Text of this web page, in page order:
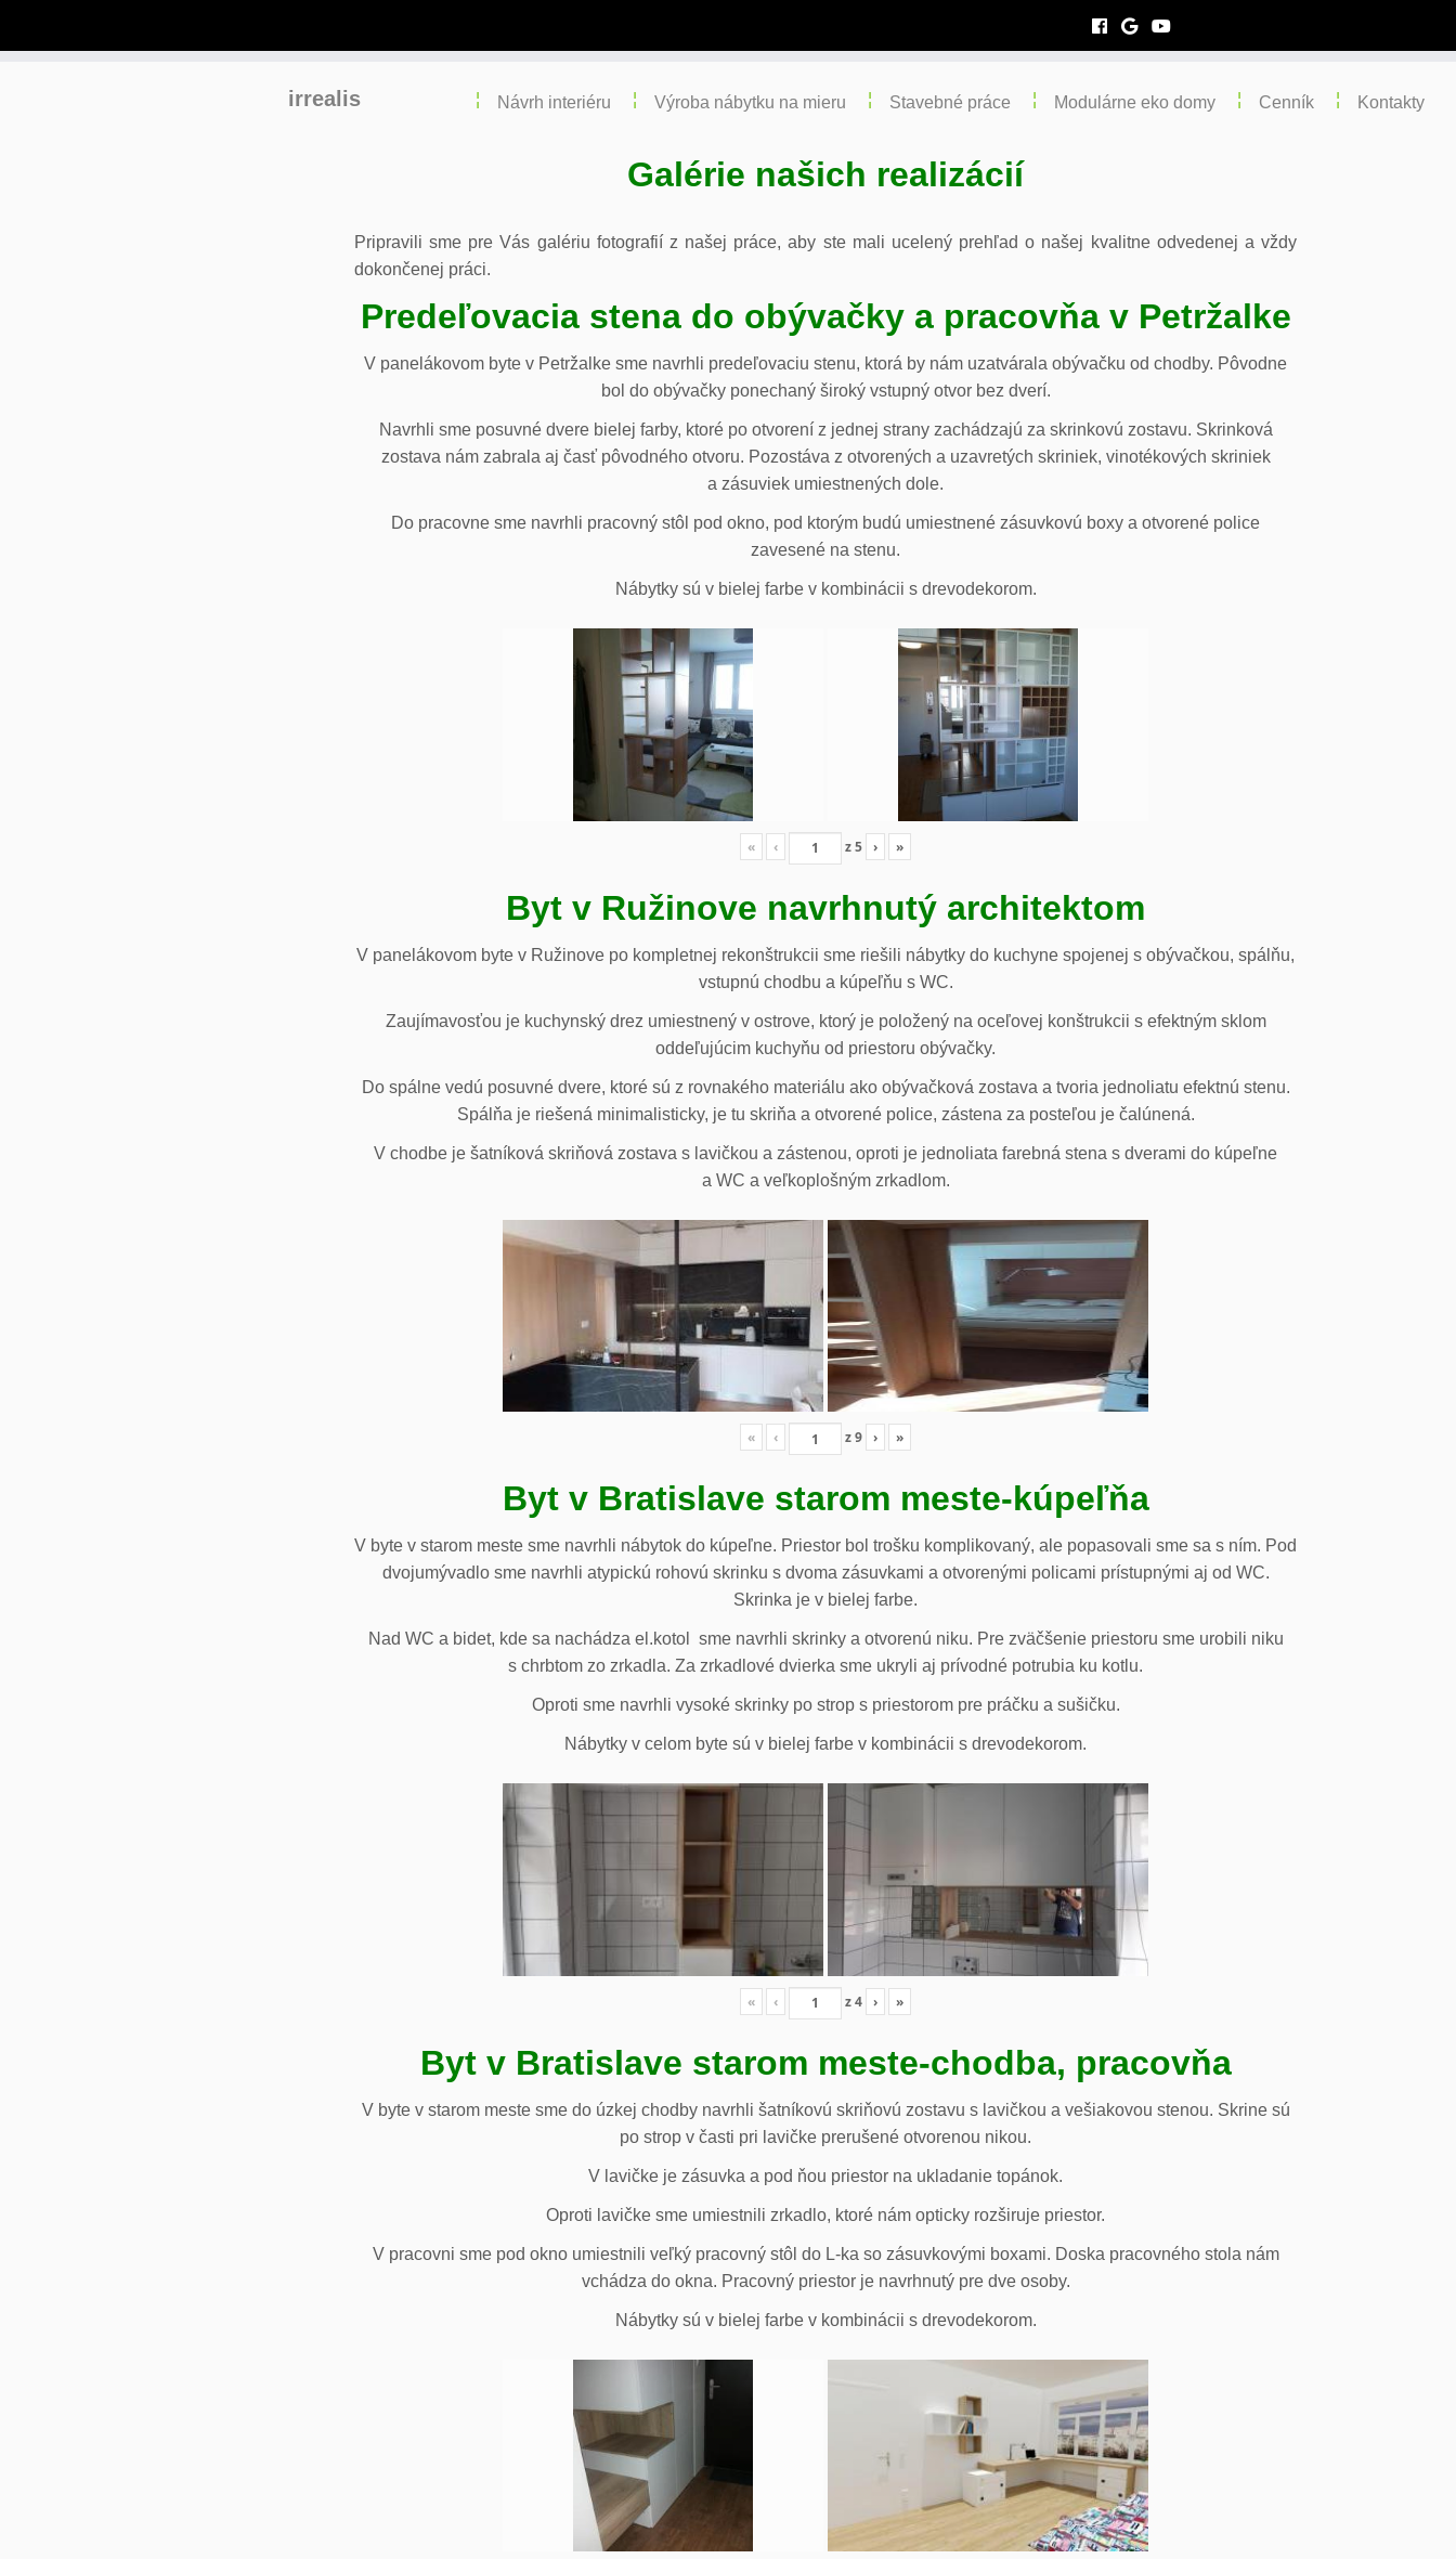
irrealis Návrh interiéru Výroba nábytku na mieru Stavebné práce Modulárne eko domy Cenník Kontakty
Galérie našich realizácií
Pripravili sme pre Vás galériu fotografií z našej práce, aby ste mali ucelený prehľad o našej kvalitne odvedenej a vždy
dokončenej práci.
Predeľovacia stena do obývačky a pracovňa v Petržalke
V panelákovom byte v Petržalke sme navrhli predeľovaciu stenu, ktorá by nám uzatvárala obývačku od chodby. Pôvodne
bol do obývačky ponechaný široký vstupný otvor bez dverí.
Navrhli sme posuvné dvere bielej farby, ktoré po otvorení z jednej strany zachádzajú za skrinkovú zostavu. Skrinková
zostava nám zabrala aj časť pôvodného otvoru. Pozostáva z otvorených a uzavretých skriniek, vinotékových skriniek
a zásuviek umiestnených dole.
Do pracovne sme navrhli pracovný stôl pod okno, pod ktorým budú umiestnené zásuvkovú boxy a otvorené police
zavesené na stenu.
Nábytky sú v bielej farbe v kombinácii s drevodekorom.
« ‹ z5 › »
Byt v Ružinove navrhnutý architektom
V panelákovom byte v Ružinove po kompletnej rekonštrukcii sme riešili nábytky do kuchyne spojenej s obývačkou, spálňu,
vstupnú chodbu a kúpeľňu s WC.
Zaujímavosťou je kuchynský drez umiestnený v ostrove, ktorý je položený na oceľovej konštrukcii s efektným sklom
oddeľujúcim kuchyňu od priestoru obývačky.
Do spálne vedú posuvné dvere, ktoré sú z rovnakého materiálu ako obývačková zostava a tvoria jednoliatu efektnú stenu.
Spálňa je riešená minimalisticky, je tu skriňa a otvorené police, zástena za posteľou je čalúnená.
V chodbe je šatníková skriňová zostava s lavičkou a zástenou, oproti je jednoliata farebná stena s dverami do kúpeľne
a WC a veľkoplošným zrkadlom.
« ‹ z9 › »
Byt v Bratislave starom meste-kúpeľňa
V byte v starom meste sme navrhli nábytok do kúpeľne. Priestor bol trošku komplikovaný, ale popasovali sme sa s ním. Pod
dvojumývadlo sme navrhli atypickú rohovú skrinku s dvoma zásuvkami a otvorenými policami prístupnými aj od WC.
Skrinka je v bielej farbe.
Nad WC a bidet, kde sa nachádza el.kotol sme navrhli skrinky a otvorenú niku. Pre zväčšenie priestoru sme urobili niku
s chrbtom zo zrkadla. Za zrkadlové dvierka sme ukryli aj prívodné potrubia ku kotlu.
Oproti sme navrhli vysoké skrinky po strop s priestorom pre práčku a sušičku.
Nábytky v celom byte sú v bielej farbe v kombinácii s drevodekorom.
« ‹ z4 › »
Byt v Bratislave starom meste-chodba, pracovňa
V byte v starom meste sme do úzkej chodby navrhli šatníkovú skriňovú zostavu s lavičkou a vešiakovou stenou. Skrine sú
po strop v časti pri lavičke prerušené otvorenou nikou.
V lavičke je zásuvka a pod ňou priestor na ukladanie topánok.
Oproti lavičke sme umiestnili zrkadlo, ktoré nám opticky rozširuje priestor.
V pracovni sme pod okno umiestnili veľký pracovný stôl do L-ka so zásuvkovými boxami. Doska pracovného stola nám
vchádza do okna. Pracovný priestor je navrhnutý pre dve osoby.
Nábytky sú v bielej farbe v kombinácii s drevodekorom.